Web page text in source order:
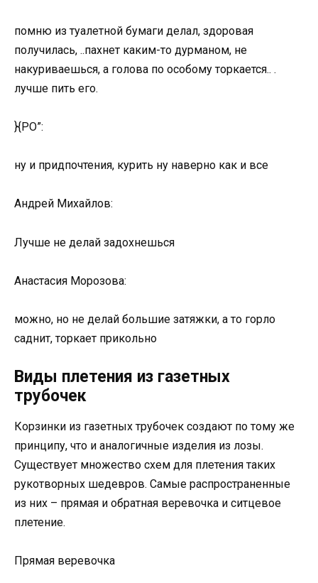
помню из туалетной бумаги делал, здоровая
получилась, ..пахнет каким-то дурманом, не
накуриваешься, а голова по особому торкается.. .
лучше пить его.
}{PO”:
ну и придпочтения, курить ну наверно как и все
Андрей Михайлов:
Лучше не делай задохнешься
Анастасия Морозова:
можно, но не делай большие затяжки, а то горло
саднит, торкает прикольно
Виды плетения из газетных
трубочек
Корзинки из газетных трубочек создают по тому же
принципу, что и аналогичные изделия из лозы.
Существует множество схем для плетения таких
рукотворных шедевров. Самые распространенные
из них – прямая и обратная веревочка и ситцевое
плетение.
Прямая веревочка